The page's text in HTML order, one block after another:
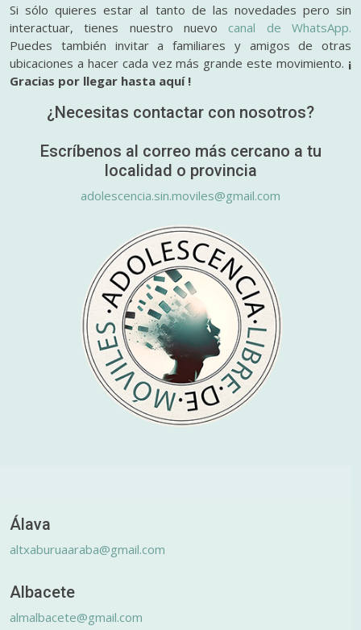
Si sólo quieres estar al tanto de las novedades pero sin
interactuar, tienes nuestro nuevo canal de WhatsApp.
Puedes también invitar a familiares y amigos de otras
ubicaciones a hacer cada vez más grande este movimiento. ¡
Gracias por llegar hasta aquí !
¿Necesitas contactar con nosotros?
Escríbenos al correo más cercano a tu
localidad o provincia
adolescencia.sin.moviles@gmail.com
Álava
altxaburuaaraba@gmail.com
Albacete
almalbacete@gmail.com